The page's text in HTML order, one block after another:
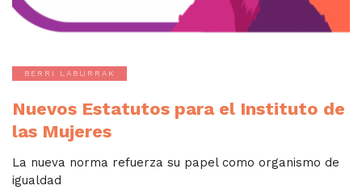
BERRI LABURRAK
Nuevos Estatutos para el Instituto de
las Mujeres
La nueva norma refuerza su papel como organismo de
igualdad